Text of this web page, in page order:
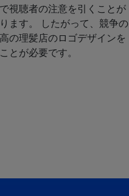
視聴者の注意を引くことが
ます。 したがって、競争の
の理髪店のロゴデザインを
とが必要です。